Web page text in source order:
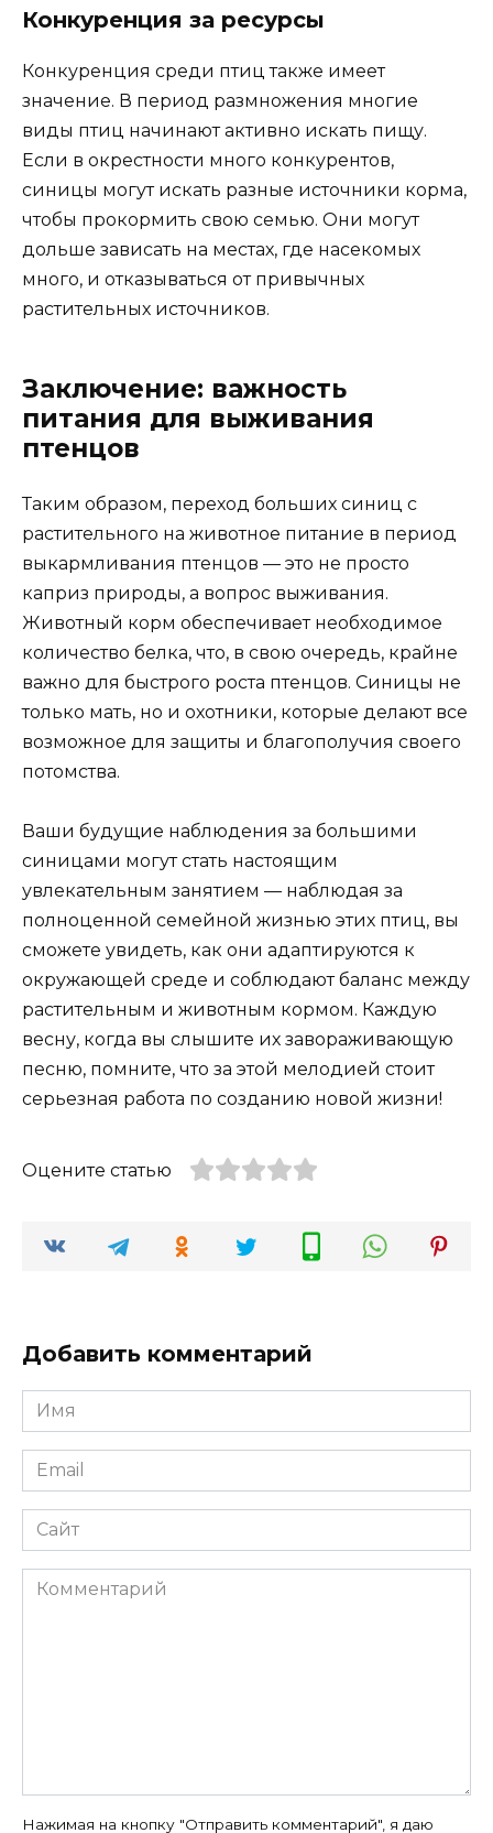
Конкуренция за ресурсы
Конкуренция среди птиц также имеет
значение. В период размножения многие
виды птиц начинают активно искать пищу.
Если в окрестности много конкурентов,
синицы могут искать разные источники корма,
чтобы прокормить свою семью. Они могут
дольше зависать на местах, где насекомых
много, и отказываться от привычных
растительных источников.
Заключение: важность
питания для выживания
птенцов
Таким образом, переход больших синиц с
растительного на животное питание в период
выкармливания птенцов — это не просто
каприз природы, а вопрос выживания.
Животный корм обеспечивает необходимое
количество белка, что, в свою очередь, крайне
важно для быстрого роста птенцов. Синицы не
только мать, но и охотники, которые делают все
возможное для защиты и благополучия своего
потомства.
Ваши будущие наблюдения за большими
синицами могут стать настоящим
увлекательным занятием — наблюдая за
полноценной семейной жизнью этих птиц, вы
сможете увидеть, как они адаптируются к
окружающей среде и соблюдают баланс между
растительным и животным кормом. Каждую
весну, когда вы слышите их завораживающую
песню, помните, что за этой мелодией стоит
серьезная работа по созданию новой жизни!
Оцените статью
Добавить комментарий
Имя
*
Email
*
Сайт
Комментарий
Нажимая на кнопку "Отправить комментарий", я даю